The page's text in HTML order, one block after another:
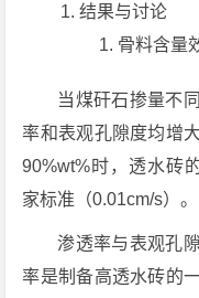
结果与讨论
骨料含量
当煤矸石掺量不
率和表观孔隙度均增
90%wt%时，透水砖
家标准（0.01cm/s）。
渗透率与表观孔
率是制备高透水砖的